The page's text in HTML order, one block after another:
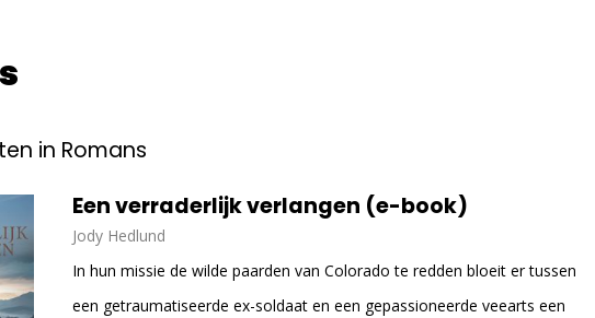
in Romans
Een verraderlijk verlangen (e-book)
Jody Hedlund
In hun missie de wilde paarden van Colorado te redden bloeit er tussen
een getraumatiseerde ex-soldaat en een gepassioneerde veearts een